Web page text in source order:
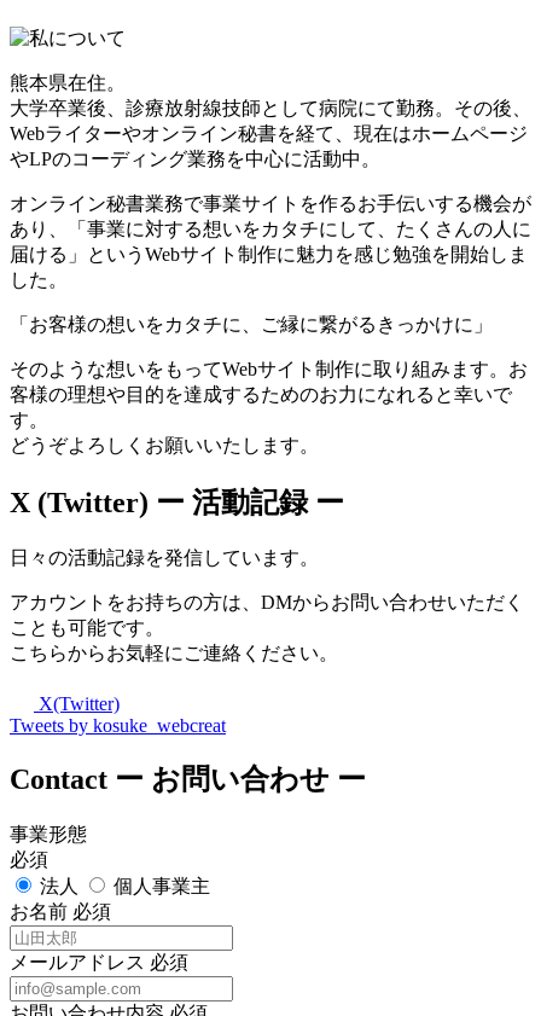
熊本県在住。
大学卒業後、診療放射線技師として病院にて勤務。その後、
Webライターやオンライン秘書を経て、現在はホームページ
やLPのコーディング業務を中心に活動中。
オンライン秘書業務で事業サイトを作るお手伝いする機会が
あり、「事業に対する想いをカタチにして、たくさんの人に
届ける」というWebサイト制作に魅力を感じ勉強を開始しま
した。
「お客様の想いをカタチに、ご縁に繋がるきっかけに」
そのような想いをもってWebサイト制作に取り組みます。お
客様の理想や目的を達成するためのお力になれると幸いで
す。
どうぞよろしくお願いいたします。
X (Twitter) ー 活動記録 ー
日々の活動記録を発信しています。
アカウントをお持ちの方は、DMからお問い合わせいただく
ことも可能です。
こちらからお気軽にご連絡ください。
X(Twitter)
Tweets by kosuke_webcreat
Contact ー お問い合わせ ー
事業形態
必須
法人
個人事業主
お名前 必須
メールアドレス 必須